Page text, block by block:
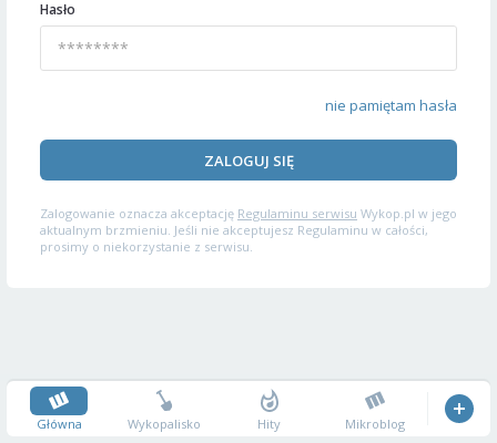
Hasło
nie pamiętam hasła
ZALOGUJ SIĘ
Zalogowanie oznacza akceptację Regulaminu serwisu Wykop.pl w jego
aktualnym brzmieniu. Jeśli nie akceptujesz Regulaminu w całości,
prosimy o niekorzystanie z serwisu.
Główna Wykopalisko Hity Mikroblog